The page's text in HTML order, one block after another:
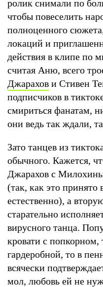
ролик снимали по
чтобы повеселить
полноценного
локаций и
действия в клипе по
считая Аню, всего
Джарахов и Стивен
подписчиков в
смириться фанатам,
они ведь так ждали,
Зато танцев из
обычного. Кажется,
Джарахов с
(так, как это
естественно), а
старательно
вирусного танца.
кровати с попкорном,
гардеробной, то в
всячески
мол, любовь ей не